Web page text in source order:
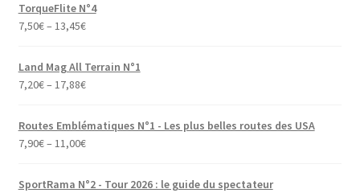
TorqueFlite N°4
7,50€– 13,45€
Land Mag All Terrain N°1
7,20€– 17,88€
Routes Emblématiques N°1 - Les plus belles routes des USA
7,90€– 11,00€
SportRama N°2 - Tour 2026 : le guide du spectateur